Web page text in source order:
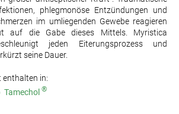
phlegmonöse Entzündungen und
im umliegenden Gewebe reagieren
auf die Gabe dieses Mittels. Myristica
jeden Eiterungsprozess und
seine Dauer.
enthalten in:
Tamechol ®